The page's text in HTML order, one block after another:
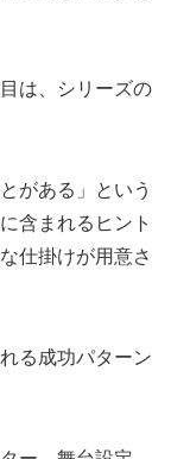
は、シリーズの
がある」という
含まれるヒント
仕掛けが用意さ
る成功パターン